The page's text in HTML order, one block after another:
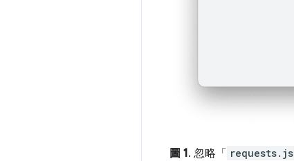
圖 1. 忽略「 requests.js